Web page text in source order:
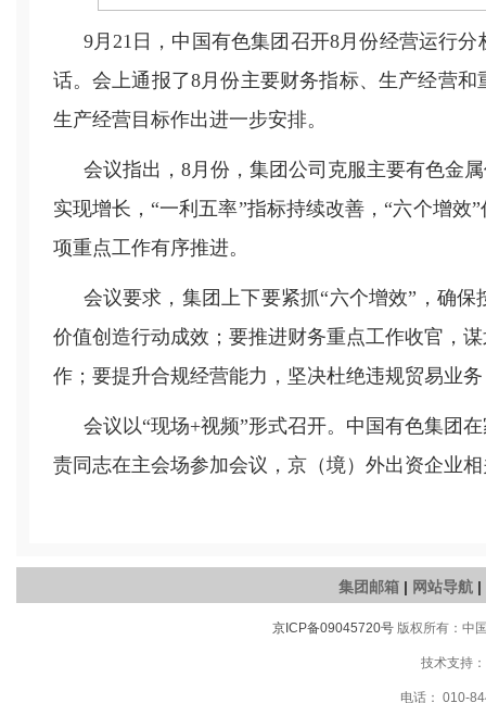
9月21 日，中国有色集团召开8月份经营运行分
话。会上通报了8月份主要财务指标、生产经营和
生产经营目标作出进一步安排。
会议指出， 8月份，集团公司克服主要有色金
实现增长，“一利五率”指标持续改善，“六个增
项重点工作有序推进。
会议要求，集团上下要紧抓“六个增效”，确
价值创造行动成效；要推进财务重点工作收官，
作；要提升合规经营能力，坚决杜绝违规贸易业
会议以“现场+视频”形式召开。中国有色集团
责同志在主会场参加会议，京（境）外出资企业
集团邮箱 | 网站导航 |
京ICP备09045720号 版权所有：中
技术支持
电话： 010-